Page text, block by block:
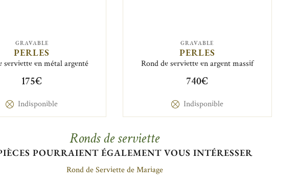
GRAVABLE
PERLES
serviette en métal argenté
175€
Indisponible
GRAVABLE
PERLES
Rond de serviette en argent massif
740€
Indisponible
Ronds de serviette
POURRAIENT ÉGALEMENT VOUS INTÉRESSER
Rond de Serviette de Mariage